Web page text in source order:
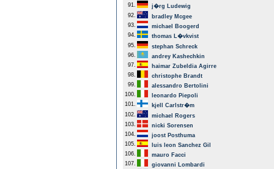
91.
j�rg Ludewig
92.
bradley Mcgee
93.
michael Boogerd
94.
thomas L�vkvist
95.
stephan Schreck
96.
andrey Kashechkin
97.
haimar Zubeldia Agirre
98.
christophe Brandt
99.
alessandro Bertolini
100.
leonardo Piepoli
101.
kjell Carlstr�m
102.
michael Rogers
103.
nicki Sorensen
104.
joost Posthuma
105.
luis leon Sanchez Gil
106.
mauro Facci
107.
giovanni Lombardi